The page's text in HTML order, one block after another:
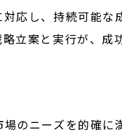
応し、持続可能な
立案と実行が、成
のニーズを的確に